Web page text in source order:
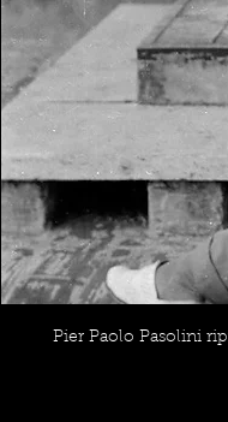
Pier Paolo Pasolini